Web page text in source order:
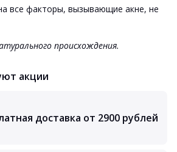
все факторы, вызывающие акне, не
происхождения.
акции
доставка от 2900 рублей